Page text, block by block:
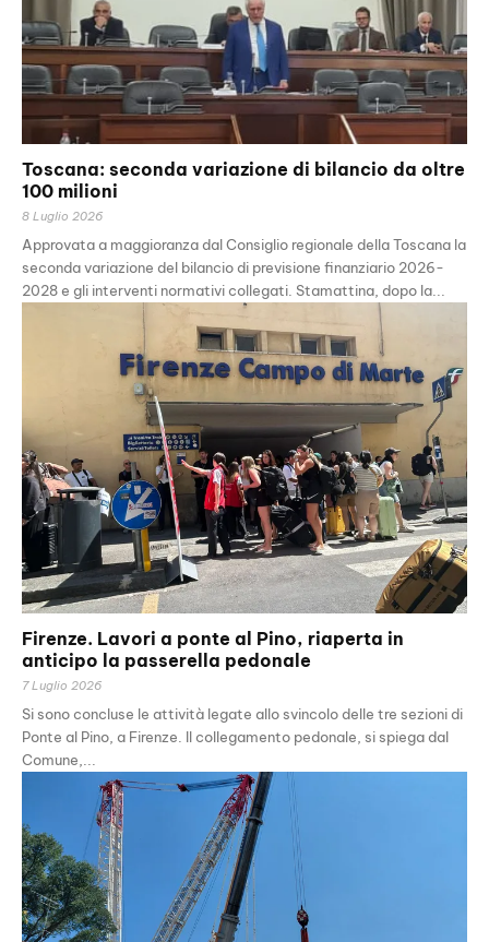
Toscana: seconda variazione di bilancio da oltre
100 milioni
8 Luglio 2026
Approvata a maggioranza dal Consiglio regionale della Toscana la
seconda variazione del bilancio di previsione finanziario 2026-
2028 e gli interventi normativi collegati. Stamattina, dopo la...
Firenze. Lavori a ponte al Pino, riaperta in
anticipo la passerella pedonale
7 Luglio 2026
Si sono concluse le attività legate allo svincolo delle tre sezioni di
Ponte al Pino, a Firenze. Il collegamento pedonale, si spiega dal
Comune,...